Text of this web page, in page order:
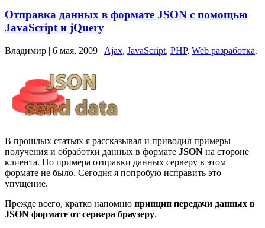
Отправка данных в формате JSON с помощью
JavaScript и jQuery
Владимир | 6 мая, 2009 | Ajax, JavaScript, PHP, Web разработка.
В прошлых статьях я рассказывал и приводил примеры
получения и обработки данных в формате JSON на стороне
клиента. Но примера отправки данных серверу в этом
формате не было. Сегодня я попробую исправить это
упущение.
Прежде всего, кратко напомню принцип передачи данных в
JSON формате от сервера браузеру.